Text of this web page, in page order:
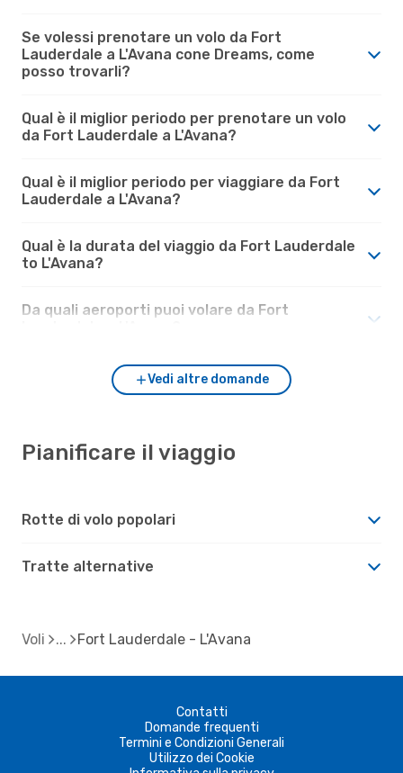
Se volessi prenotare un volo da Fort
Lauderdale a L'Avana cone Dreams, come
posso trovarli?
Qual è il miglior periodo per prenotare un volo
da Fort Lauderdale a L'Avana?
Qual è il miglior periodo per viaggiare da Fort
Lauderdale a L'Avana?
Qual è la durata del viaggio da Fort Lauderdale
to L'Avana?
Da quali aeroporti puoi volare da Fort
Vedi altre domande
Pianificare il viaggio
Rotte di volo popolari
Tratte alternative
Voli Fort Lauderdale - L'Avana
Contatti
Domande frequenti
Termini e Condizioni Generali
Utilizzo dei Cookie